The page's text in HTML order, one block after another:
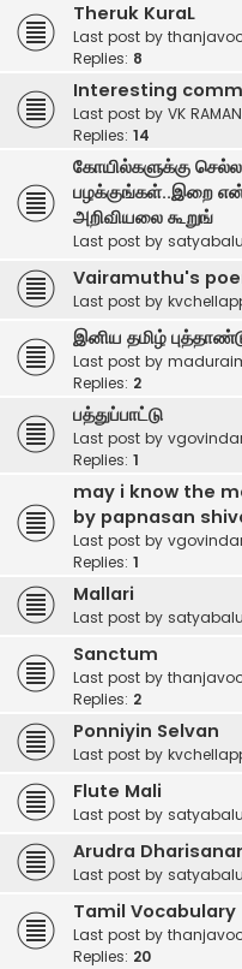
Theruk KuraL
Last post by
Replies: 8
Interesting
Last post by VK RAMAN
Replies: 14
கோயில்களுக்கு
பழக்குங்கள்..இறை
அறிவியலை கூறுங்
Last post by satyabalu
Vairamuthu's
Last post by
இனிய தமிழ்
Last post by
Replies: 2
பத்துப்பாட்டு
Last post by
Replies: 1
may i know the
by papnasan
Last post by
Replies: 1
Mallari
Last post by satyabalu
Sanctum
Last post by
Replies: 2
Ponniyin Selvan
Last post by
Flute Mali
Last post by satyabalu
Arudra
Last post by satyabalu
Tamil Vocabulary
Last post by
Replies: 20